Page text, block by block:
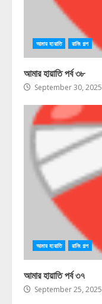
আমার হায়াতি রানিং গল্প
আমার হায়াতি পর্ব ৩৮
September 30, 2025
আমার হায়াতি রানিং গল্প
আমার হায়াতি পর্ব ৩৭
September 25, 2025